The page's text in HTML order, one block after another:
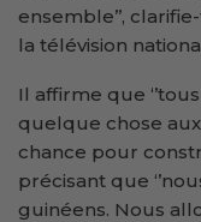
ensemble’’,
la télévision
Il affirme que
quelque chose
chance pour
précisant que
guinéens. Nous